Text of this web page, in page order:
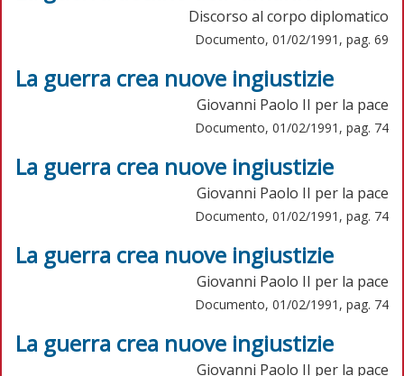
Discorso al corpo diplomatico
Documento, 01/02/1991, pag. 69
La guerra crea nuove ingiustizie
Giovanni Paolo II per la pace
Documento, 01/02/1991, pag. 74
La guerra crea nuove ingiustizie
Giovanni Paolo II per la pace
Documento, 01/02/1991, pag. 74
La guerra crea nuove ingiustizie
Giovanni Paolo II per la pace
Documento, 01/02/1991, pag. 74
La guerra crea nuove ingiustizie
Giovanni Paolo II per la pace